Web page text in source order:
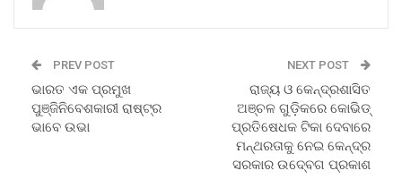
PREV POST
ଭାରତ ଏକ ପ୍ରମୁଖ
ପୁଞ୍ଜିନିବେଶକାରୀ ରାଷ୍ଟ୍ର
ଭାବେ ଉଭା
NEXT POST
ରାଜ୍ୟ ଓ କେନ୍ଦ୍ରଶାସିତ
ଅଞ୍ଚଳ ଗୁଡ଼ିକରେ କୋଭିଡ୍‍
ପ୍ରତିଷେଧକ ଟିକା ଦେବାରେ
ମନ୍ଥରତାକୁ ନେଇ କେନ୍ଦ୍ର
ସରକାର ଉଦ୍‍ବେଗ ପ୍ରକାଶ